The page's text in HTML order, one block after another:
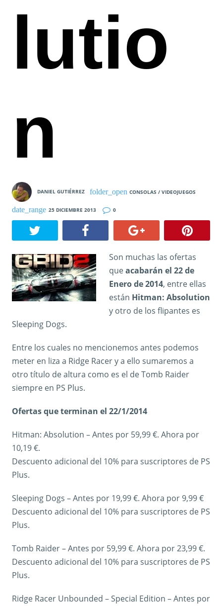
lutio
n
DANIEL GUTIÉRREZ CONSOLAS / VIDEOJUEGOS
25 DICIEMBRE 2013 0
Son muchas las ofertas
queacabarán el 22 de
Enero de 2014, entre ellas
están Hitman: Absolution
y otro de los flipantes es
Sleeping Dogs.
Entre los cuales no mencionemos antes podemos
meter en liza a Ridge Racer y a ello sumaremos a
otro título de altura como es el de Tomb Raider
siempre en PS Plus.
Ofertas que terminan el 22/1/2014
Hitman: Absolution – Antes por 59,99 €. Ahora por
10,19 €.
Descuento adicional del 10% para suscriptores de PS
Plus.
Sleeping Dogs – Antes por 19,99 €. Ahora por 9,99 €
Descuento adicional del 10% para suscriptores de PS
Plus.
Tomb Raider – Antes por 59,99 €. Ahora por 23,99 €.
Descuento adicional del 10% para suscriptores de PS
Plus.
Ridge Racer Unbounded – Special Edition – Antes por